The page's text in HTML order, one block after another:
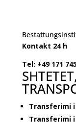
Kontakt 24 h
Tel: +49 171
Transferimi
Transferimi